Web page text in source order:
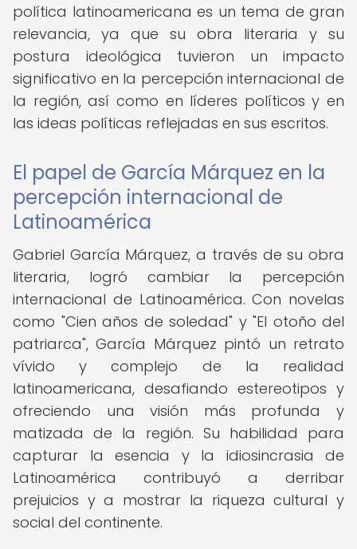
política latinoamericana es un tema de gran
relevancia, ya que su obra literaria y su
postura ideológica tuvieron un impacto
significativo en la percepción internacional de
la región, así como en líderes políticos y en
las ideas políticas reflejadas en sus escritos.
El papel de García Márquez en la
percepción internacional de
Latinoamérica
Gabriel García Márquez, a través de su obra
literaria, logró cambiar la percepción
internacional de Latinoamérica. Con novelas
como "Cien años de soledad" y "El otoño del
patriarca", García Márquez pintó un retrato
vívido y complejo de la realidad
latinoamericana, desafiando estereotipos y
ofreciendo una visión más profunda y
matizada de la región. Su habilidad para
capturar la esencia y la idiosincrasia de
Latinoamérica contribuyó a derribar
prejuicios y a mostrar la riqueza cultural y
social del continente.